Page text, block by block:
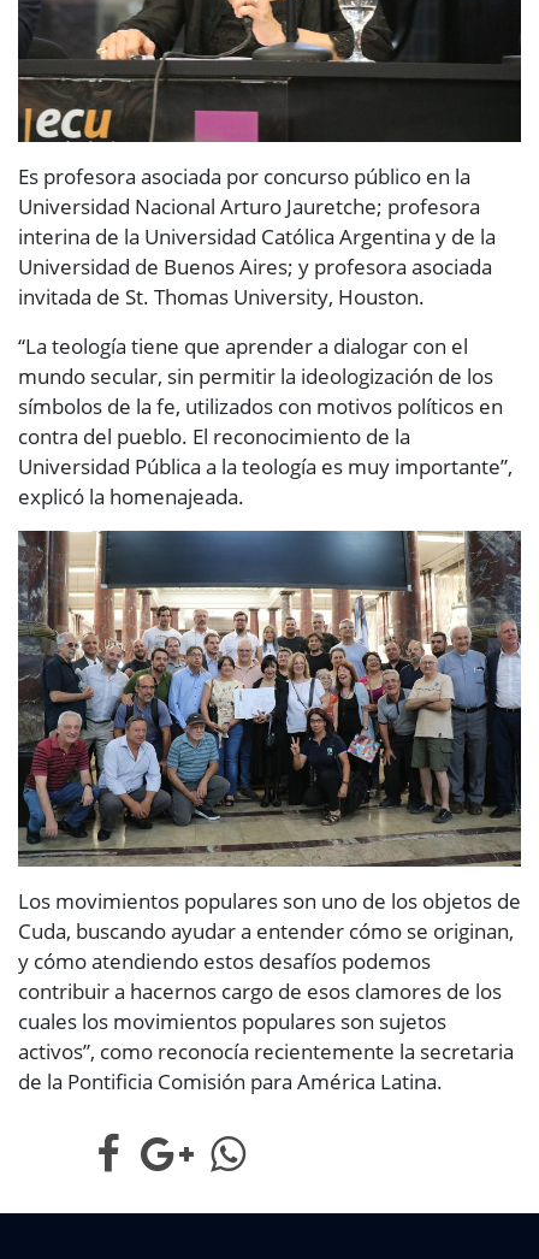
Es profesora asociada por concurso público en la
Universidad Nacional Arturo Jauretche; profesora
interina de la Universidad Católica Argentina y de la
Universidad de Buenos Aires; y profesora asociada
invitada de St. Thomas University, Houston.
“La teología tiene que aprender a dialogar con el
mundo secular, sin permitir la ideologización de los
símbolos de la fe, utilizados con motivos políticos en
contra del pueblo. El reconocimiento de la
Universidad Pública a la teología es muy importante”,
explicó la homenajeada.
Los movimientos populares son uno de los objetos de
Cuda, buscando ayudar a entender cómo se originan,
y cómo atendiendo estos desafíos podemos
contribuir a hacernos cargo de esos clamores de los
cuales los movimientos populares son sujetos
activos”, como reconocía recientemente la secretaria
de la Pontificia Comisión para América Latina.